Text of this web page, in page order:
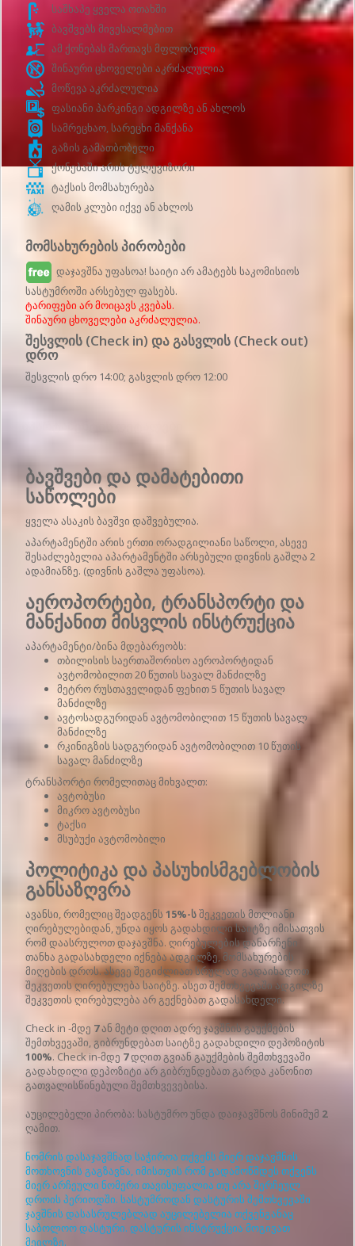
საშხაპე ყველა ოთახში
ბავშვებს მივესალმებით
ამ ქონებას მართავს მფლობელი
შინაური ცხოველები აკრძალულია
მოწევა აკრძალულია
ფასიანი პარკინგი ადგილზე ან ახლოს
სამრეცხაო, სარეცხი მანქანა
გაზის გამათბობელი
ქონებაში არის ტელევიზორი
ტაქსის მომსახურება
ღამის კლუბი იქვე ან ახლოს
მომსახურების პირობები
დაჯავშნა უფასოა! საიტი არ ამატებს საკომისიოს
სასტუმროში არსებულ ფასებს.
ტარიფები არ მოიცავს კვებას.
შინაური ცხოველები აკრძალულია.
შესვლის (Check in) და გასვლის (Check out)
დრო
შესვლის დრო 14:00; გასვლის დრო 12:00
ბავშვები და დამატებითი
საწოლები
ყველა ასაკის ბავშვი დაშვებულია.
აპარტამენტში არის ერთი ორადგილიანი საწოლი, ასევე
შესაძლებელია აპარტამენტში არსებული დივნის გაშლა 2
ადამიანზე. (დივნის გაშლა უფასოა).
აეროპორტები, ტრანსპორტი და
მანქანით მისვლის ინსტრუქცია
აპარტამენტი/ბინა მდებარეობს:
თბილისის საერთაშორისო აეროპორტიდან
ავტომობილით 20 წუთის სავალ მანძილზე
მეტრო რუსთაველიდან ფეხით 5 წუთის სავალ
მანძილზე
ავტოსადგურიდან ავტომობილით 15 წუთის სავალ
მანძილზე
რკინიგზის სადგურიდან ავტომობილით 10 წუთის
სავალ მანძილზე
ტრანსპორტი რომელითაც მიხვალთ:
ავტობუსი
მიკრო ავტობუსი
ტაქსი
მსუბუქი ავტომობილი
პოლიტიკა და პასუხისმგებლობის
განსაზღვრა
ავანსი, რომელიც შეადგენს 15%-სშეკვეთის მთლიანი
ღირებულებიდან, უნდა იყოს გადახდილი საიტზე იმისათვის
რომ დაასრულოთ დაჯავშნა. ღირებულების დანარჩენი
თანხა გადასახდელი იქნება ადგილზე, მომსახურების
მიღების დროს. ასევე შეგიძლიათ სრულად გადაიხადოთ
შეკვეთის ღირებულება საიტზე. ასეთ შემთხვევაში ადგილზე
შეკვეთის ღირებულება არ გექნებათ გადასახდელი.
Check in -მდე 7ან მეტი დღით ადრე ჯავშნის გაუქმების
შემთხვევაში, გიბრუნდებათ საიტზე გადახდილი დეპოზიტის
100%. Check in-მდე 7დღით გვიან გაუქმების შემთხვევაში
გადახდილი დეპოზიტი არ გიბრუნდებათ გარდა კანონით
გათვალისწინებული შემთხვევებისა.
აუცილებელი პირობა: სასტუმრო უნდა დაიჯავშნოს მინიმუმ 2
ღამით.
ნომრის დასაჯავშნად საჭიროა თქვენს მიერ დაჯავშნის
მოთხოვნის გაგზავნა, იმისთვის რომ გადამოწმდეს თქვენს
მიერ არჩეული ნომერი თავისუფალია თუ არა შერჩეულ
დროის პერიოდში. სასტუმროდან დასტურის შემთხვევაში
ჯავშნის დასასრულებლად აუცილებელია თქვენგანაც
საბოლოო დასტური. დასტურის ინსტრუქცია მოგივათ
მეილზე.